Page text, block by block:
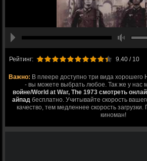
Рейтинг: 9.40/ 10
Важно: В плеере доступно три вида хорошего
- вы можете выбрать любое. Так же у
войне/World at War, The 1973 смотреть
айпад бесплатно. Учитывайте скорость
качество, тем медленнее скорость загрузки.
киноман!